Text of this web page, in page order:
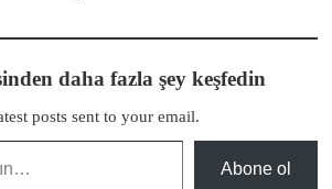
daha fazla şey keşfedin
posts sent to your email.
Abone ol